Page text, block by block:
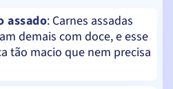
assado: Carnes assadas
demais com doce, e esse
tão macio que nem precisa